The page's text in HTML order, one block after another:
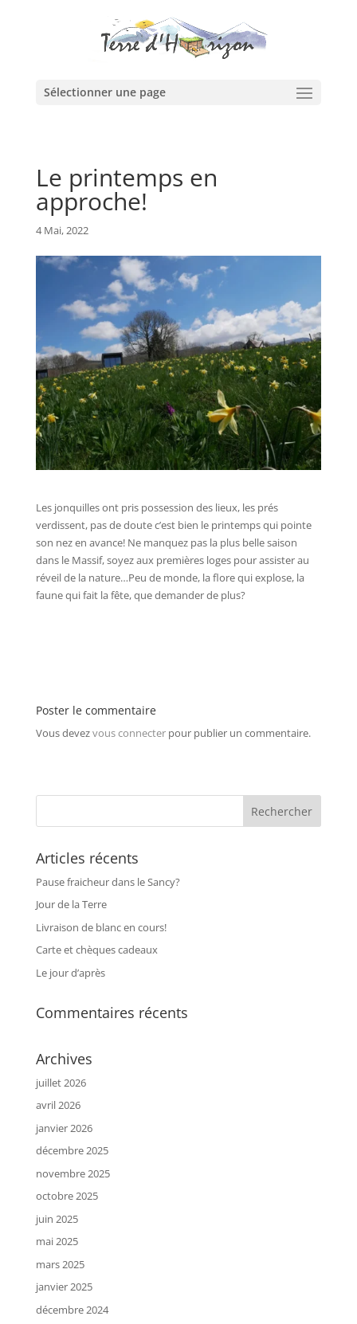
Sélectionner une page
Le printemps en
approche!
4 Mai, 2022
Les jonquilles ont pris possession des lieux, les prés
verdissent, pas de doute c’est bien le printemps qui pointe
son nez en avance! Ne manquez pas la plus belle saison
dans le Massif, soyez aux premières loges pour assister au
réveil de la nature…Peu de monde, la flore qui explose, la
faune qui fait la fête, que demander de plus?
Poster le commentaire
Vous devezvous connecterpour publier un commentaire.
Articles récents
Pause fraicheur dans le Sancy?
Jour de la Terre
Livraison de blanc en cours!
Carte et chèques cadeaux
Le jour d’après
Commentaires récents
Archives
juillet 2026
avril 2026
janvier 2026
décembre 2025
novembre 2025
octobre 2025
juin 2025
mai 2025
mars 2025
janvier 2025
décembre 2024